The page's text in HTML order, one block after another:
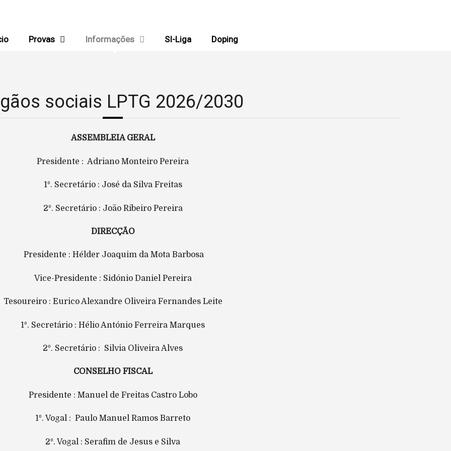
Provas Informações SI-Liga Doping
sociais LPTG 2026/2030
ASSEMBLEIA GERAL
Presidente : Adriano Monteiro Pereira
1º. Secretário : José da Silva Freitas
2º. Secretário : João Ribeiro Pereira
DIRECÇÃO
Presidente : Hélder Joaquim da Mota Barbosa
Vice-Presidente : Sidónio Daniel Pereira
Tesoureiro : Eurico Alexandre Oliveira Fernandes Leite
1º. Secretário : Hélio António Ferreira Marques
2º. Secretário : Silvia Oliveira Alves
CONSELHO FISCAL
Presidente : Manuel de Freitas Castro Lobo
1º. Vogal : Paulo Manuel Ramos Barreto
2º. Vogal : Serafim de Jesus e Silva